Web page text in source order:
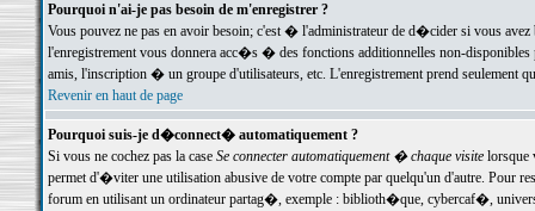
Pourquoi n'ai-je pas besoin de m'enregistrer ?
Vous pouvez ne pas en avoir besoin; c'est � l'administrateur de d�cider si vous
l'enregistrement vous donnera acc�s � des fonctions additionnelles non-
amis, l'inscription � un groupe d'utilisateurs, etc. L'enregistrement prend seulement
Revenir en haut de page
Pourquoi suis-je d�connect� automatiquement ?
Si vous ne cochez pas la case Se connecter automatiquement � chaque visitelorsque
permet d'�viter une utilisation abusive de votre compte par quelqu'un d'autre. Pour
forum en utilisant un ordinateur partag�, exemple : biblioth�que, cybercaf�,